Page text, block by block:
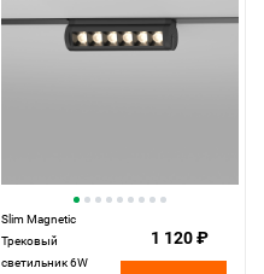
Slim Magnetic
Трековый
светильник 6W
1 120 ₽